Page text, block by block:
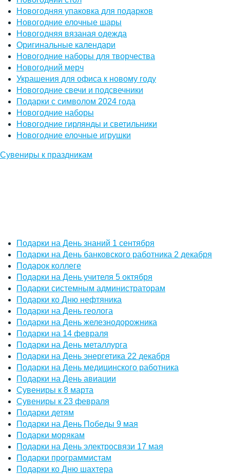
Новогодняя упаковка для подарков
Новогодние елочные шары
Новогодняя вязаная одежда
Оригинальные календари
Новогодние наборы для творчества
Новогодний мерч
Украшения для офиса к новому году
Новогодние свечи и подсвечники
Подарки с символом 2024 года
Новогодние наборы
Новогодние гирлянды и светильники
Новогодние елочные игрушки
Сувениры к праздникам
Подарки на День знаний 1 сентября
Подарки на День банковского работника 2 декабря
Подарок коллеге
Подарки на День учителя 5 октября
Подарки системным администраторам
Подарки ко Дню нефтяника
Подарки на День геолога
Подарки на День железнодорожника
Подарки на 14 февраля
Подарки на День металлурга
Подарки на День энергетика 22 декабря
Подарки на День медицинского работника
Подарки на День авиации
Сувениры к 8 марта
Сувениры к 23 февраля
Подарки детям
Подарки на День Победы 9 мая
Подарки морякам
Подарки на День электросвязи 17 мая
Подарки программистам
Подарки ко Дню шахтера